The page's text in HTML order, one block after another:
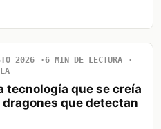
2026
6 MIN DE LECTURA
tecnología que se creía
que detectan